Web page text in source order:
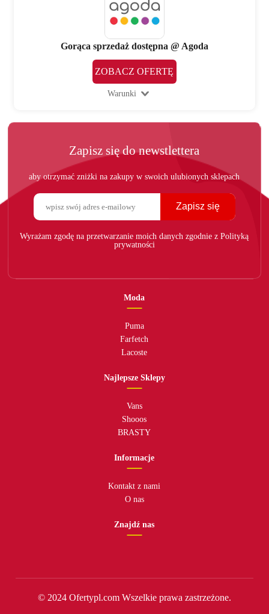
Gorąca sprzedaż dostępna @ Agoda
ZOBACZ OFERTĘ
Warunki
Zapisz się do newstlettera
aby otrzymać zniżki na zakupy w swoich ulubionych sklepach
Zapisz się
Wyrażam zgodę na przetwarzanie moich danych zgodnie z Polityką
prywatności
Moda
Puma
Farfetch
Lacoste
Najlepsze Sklepy
Vans
Shooos
BRASTY
Informacje
Kontakt z nami
O nas
Znajdź nas
© 2024 Ofertypl.com Wszelkie prawa zastrzeżone.